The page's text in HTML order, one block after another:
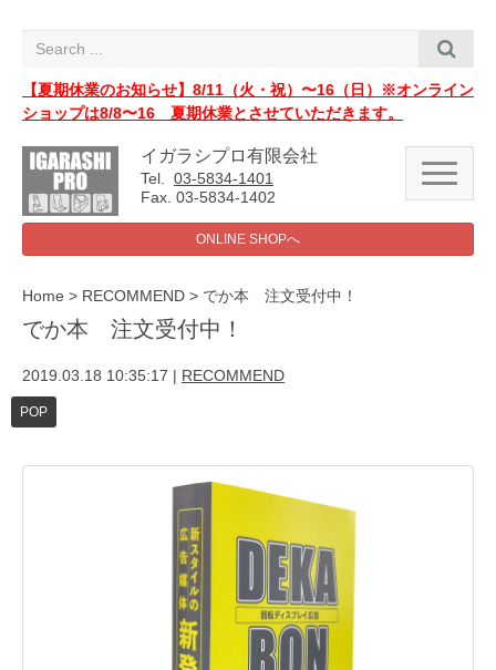
i
【夏期休業のお知らせ】8/11（火・祝）〜16（日）※オンライン
ショップは8/8〜16 夏期休業とさせていただきます。
イガラシプロ有限会社
Tel. 03-5834-1401
Fax. 03-5834-1402
N
a
v
i
a
ONLINE SHOPへ
Home > RECOMMEND > でか本 注文受付中！
でか本 注文受付中！
2019.03.18 10:35:17 RECOMMEND
POP